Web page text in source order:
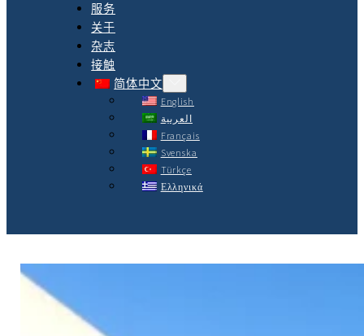
服务
关于
杂志
接触
简体中文
English
العربية
Français
Svenska
Türkçe
Ελληνικά